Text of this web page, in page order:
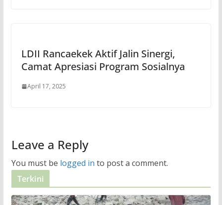
LDII Rancaekek Aktif Jalin Sinergi,
Camat Apresiasi Program Sosialnya
April 17, 2025
Leave a Reply
You must be logged in to post a comment.
Terkini